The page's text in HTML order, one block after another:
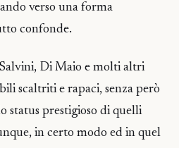
verso una forma
confonde.
Di Maio e molti altri
scaltriti e rapaci, senza però
status prestigioso di quelli
in certo modo ed in quel